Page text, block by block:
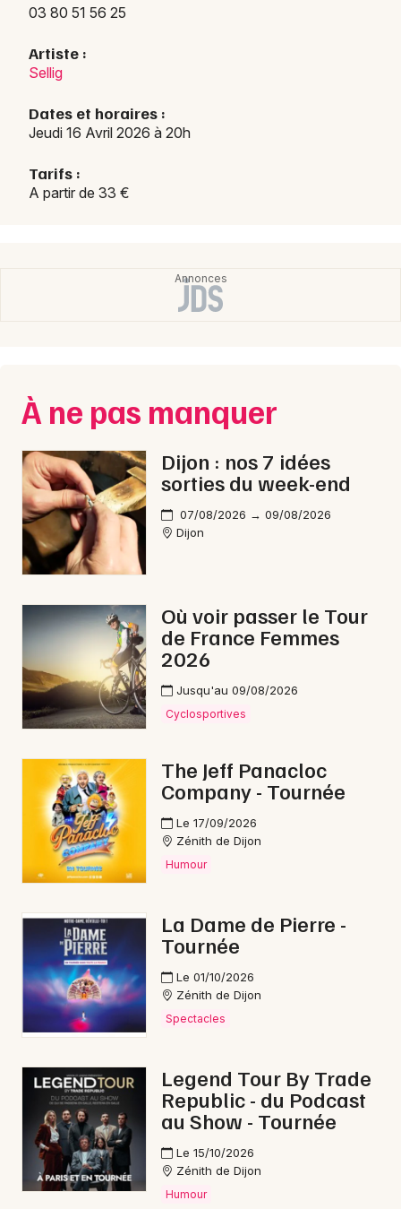
03 80 51 56 25
Artiste :
Sellig
Dates et horaires :
Jeudi 16 Avril 2026 à 20h
Tarifs :
A partir de 33 €
À ne pas manquer
Dijon : nos 7 idées
sorties du week-end
07/08/2026 → 09/08/2026
Dijon
Où voir passer le Tour
de France Femmes
2026
Jusqu'au 09/08/2026
Cyclosportives
The Jeff Panacloc
Company - Tournée
Le 17/09/2026
Zénith de Dijon
Humour
La Dame de Pierre -
Tournée
Le 01/10/2026
Zénith de Dijon
Spectacles
Legend Tour By Trade
Republic - du Podcast
au Show - Tournée
Le 15/10/2026
Zénith de Dijon
Humour